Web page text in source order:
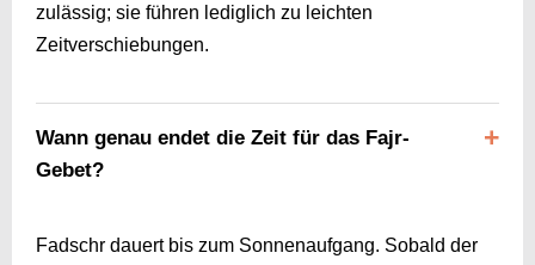
zulässig; sie führen lediglich zu leichten
Zeitverschiebungen.
Wann genau endet die Zeit für das Fajr-
Gebet?
Fadschr dauert bis zum Sonnenaufgang. Sobald der